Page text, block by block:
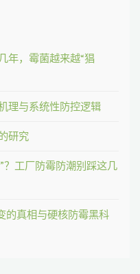
年，霉菌越来越“猖
理与系统性防控逻辑
研究
？工厂防霉防潮别踩这几
的真相与硬核防霉黑科